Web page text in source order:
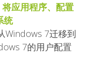
应用程序、配置
统
Windows 7迁移到
7的用户配置